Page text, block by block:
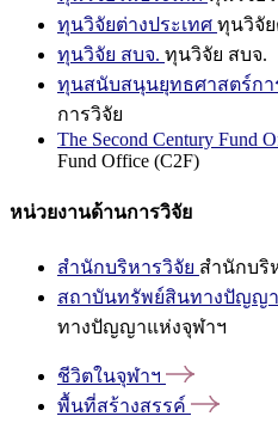
ทุนวิจัยต่างประเทศ ทุนวิจัย
ทุนวิจัย สบจ. ทุนวิจัย สบจ.
ทุนสนับสนุนยุทธศาสตร์กา
การวิจัย
The Second Century Fund
Fund Office (C2F)
หน่วยงานด้านการวิจัย
สำนักบริหารวิจัย สำนักบริ
สถาบันทรัพย์สินทางปัญญ
ทางปัญญาแห่งจุฬาฯ
ชีวิตในจุฬาฯ
พื้นที่สร้างสรรค์